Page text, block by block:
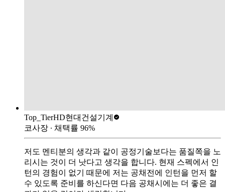
Top_TierHD현대건설기계
코사장 ∙ 채택률 96%
저도 멘티분의 생각과 같이 공정기술보다는 품질쪽을 노
리시는 것이 더 낫다고 생각을 합니다. 현재 스펙에서 인
턴의 경험이 없기 때문에 저는 공채전에 인턴을 먼저 할
수 있도록 준비를 하신다면 다음 공채시에는 더 좋은 결